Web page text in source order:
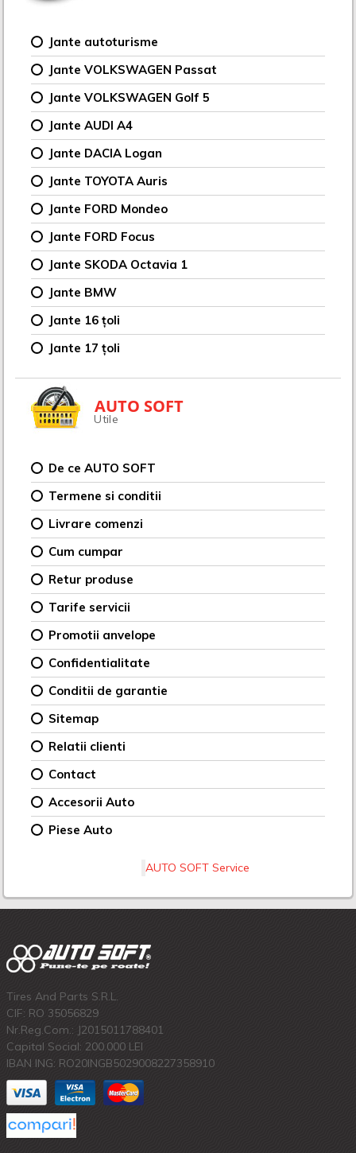
Jante autoturisme
Jante VOLKSWAGEN Passat
Jante VOLKSWAGEN Golf 5
Jante AUDI A4
Jante DACIA Logan
Jante TOYOTA Auris
Jante FORD Mondeo
Jante FORD Focus
Jante SKODA Octavia 1
Jante BMW
Jante 16 țoli
Jante 17 țoli
AUTO SOFT
Utile
De ce AUTO SOFT
Termene si conditii
Livrare comenzi
Cum cumpar
Retur produse
Tarife servicii
Promotii anvelope
Confidentialitate
Conditii de garantie
Sitemap
Relatii clienti
Contact
Accesorii Auto
Piese Auto
AUTO SOFT Service
Tires And Parts S.R.L.
CIF: RO 35056829
Nr.Reg.Com.: J2015011788401
Capital Social: 200.000 LEI
IBAN ING: RO20INGB5029008227358910